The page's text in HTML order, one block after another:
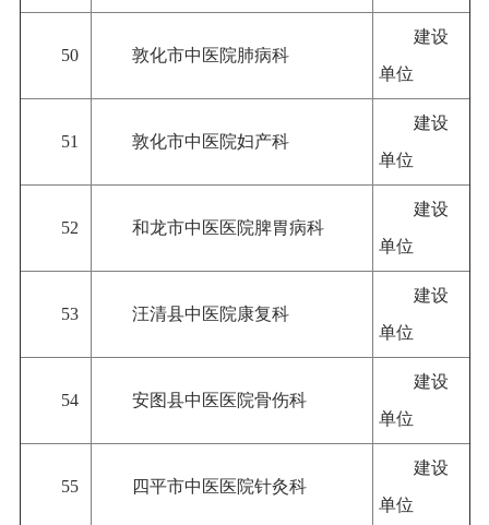
50 敦化市中医院肺病科
建设
单位
51 敦化市中医院妇产科
建设
单位
52 和龙市中医医院脾胃病科
建设
单位
53 汪清县中医院康复科
建设
单位
54 安图县中医医院骨伤科
建设
单位
55 四平市中医医院针灸科
建设
单位